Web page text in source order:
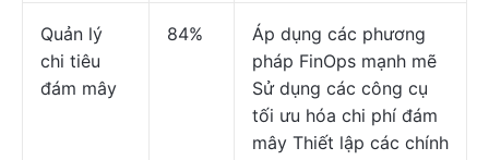
Quản lý
chi tiêu
đám mây
84%
Áp dụng các phương
pháp FinOps mạnh mẽ
Sử dụng các công cụ
tối ưu hóa chi phí đám
mây Thiết lập các chính